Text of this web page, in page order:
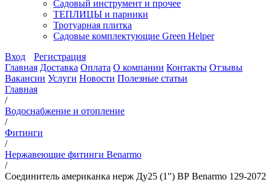
Садовый инструмент и прочее
ТЕПЛИЦЫ и парники
Тротуарная плитка
Садовые комплектующие Green Helper
Вход
Регистрация
Главная Доставка Оплата О компании Контакты Отзывы
Вакансии Услуги Новости Полезные статьи
Главная
/
Водоснабжение и отопление
/
Фитинги
/
Нержавеющие фитинги Benarmo
/
Соединитель американка нерж Ду25 (1") ВР Benarmo 129-2072